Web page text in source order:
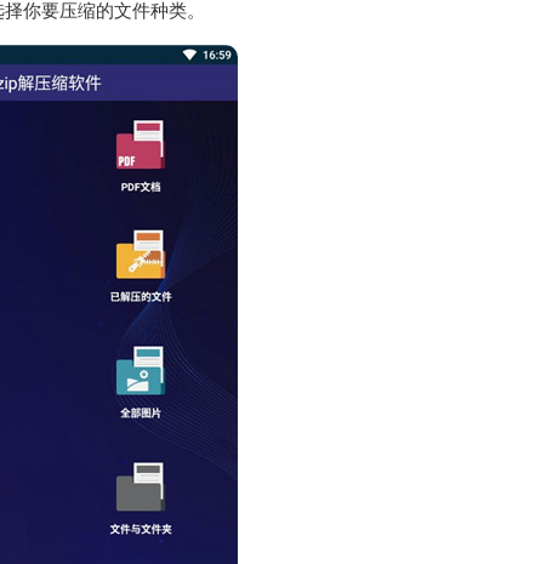
你要压缩的文件种类。